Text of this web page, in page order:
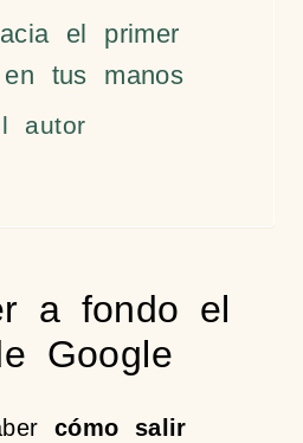
el primer
tus manos
autor
a fondo el
Google
cómo salir